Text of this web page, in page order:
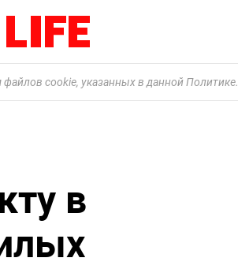
файлов cookie, указанных в данной Политике.
в